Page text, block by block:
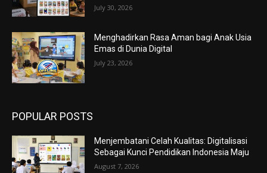
July 30, 2026
Menghadirkan Rasa Aman bagi Anak Usia
Emas di Dunia Digital
July 23, 2026
POPULAR POSTS
Menjembatani Celah Kualitas: Digitalisasi
Sebagai Kunci Pendidikan Indonesia Maju
August 7, 2026